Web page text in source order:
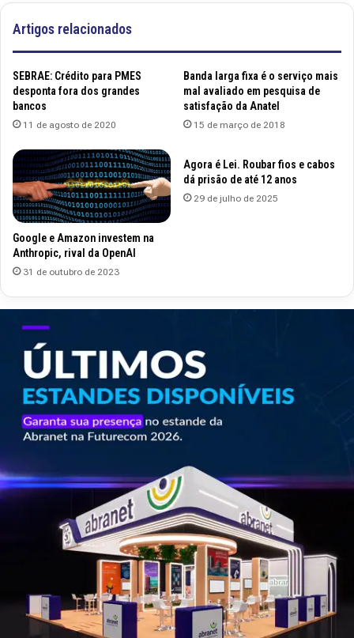
Artigos relacionados
SEBRAE: Crédito para PMES
desponta fora dos grandes
bancos
11 de agosto de 2020
Banda larga fixa é o serviço mais
mal avaliado em pesquisa de
satisfação da Anatel
15 de março de 2018
Google e Amazon investem na
Anthropic, rival da OpenAI
31 de outubro de 2023
Agora é Lei. Roubar fios e cabos
dá prisão de até 12 anos
29 de julho de 2025